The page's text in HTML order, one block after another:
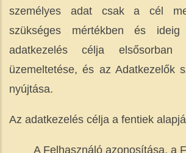
személyes adat csak a cél
szükséges mértékben és
adatkezelés célja elsősorban
üzemeltetése, és az Adatkezelők
nyújtása.
Az adatkezelés célja a fentiek
A Felhasználó azonosítása, a